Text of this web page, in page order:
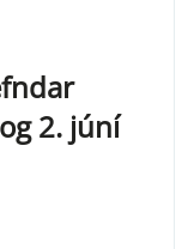
2. júní